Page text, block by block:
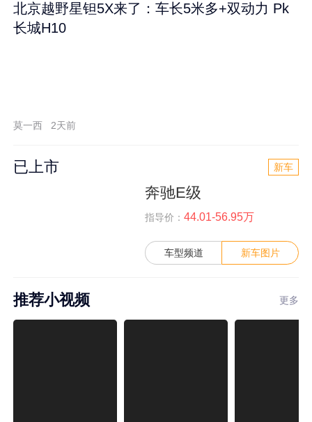
北京越野星钽5X来了：车长5米多+双动力 Pk
长城H10
莫一西 2天前
已上市 新车
奔驰E级
指导价： 44.01-56.95万
车型频道 新车图片
推荐小视频 更多